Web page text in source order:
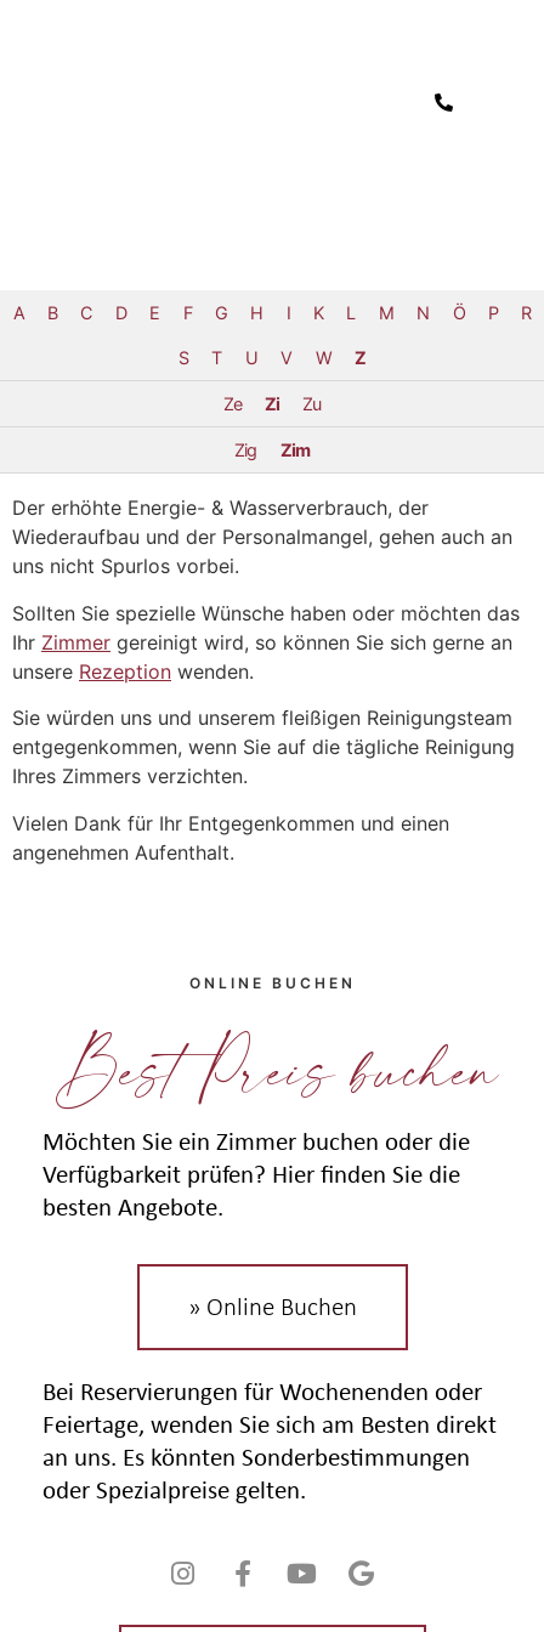
A B C D E F G H I K L M N Ö P R
S T U V W Z
Ze Zi Zu
Zig Zim
Der erhöhte Energie- & Wasserverbrauch, der
Wiederaufbau und der Personalmangel, gehen auch an
uns nicht Spurlos vorbei.
Sollten Sie spezielle Wünsche haben oder möchten das
Ihr Zimmer gereinigt wird, so können Sie sich gerne an
unsere Rezeption wenden.
Sie würden uns und unserem fleißigen Reinigungsteam
entgegenkommen, wenn Sie auf die tägliche Reinigung
Ihres Zimmers verzichten.
Vielen Dank für Ihr Entgegenkommen und einen
angenehmen Aufenthalt.
ONLINE BUCHEN
Best Preis buchen
Möchten Sie ein Zimmer buchen oder die
Verfügbarkeit prüfen? Hier finden Sie die
besten Angebote.
» Online Buchen
Bei Reservierungen für Wochenenden oder
Feiertage, wenden Sie sich am Besten direkt
an uns. Es könnten Sonderbestimmungen
oder Spezialpreise gelten.